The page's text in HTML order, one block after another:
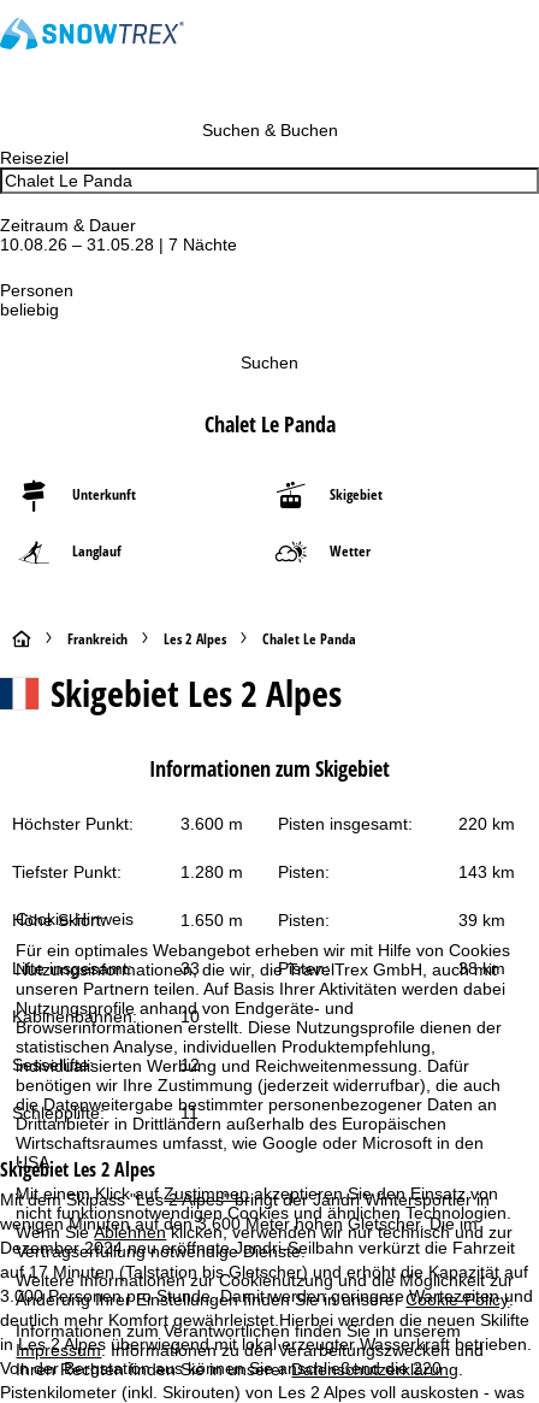
Cookie-Hinweis
Für ein optimales Webangebot erheben wir mit Hilfe von Cookies
Nutzungsinformationen, die wir, die TravelTrex GmbH, auch mit
unseren Partnern teilen. Auf Basis Ihrer Aktivitäten werden dabei
Nutzungsprofile anhand von Endgeräte- und
Browserinformationen erstellt. Diese Nutzungsprofile dienen der
statistischen Analyse, individuellen Produktempfehlung,
individualisierten Werbung und Reichweitenmessung. Dafür
benötigen wir Ihre Zustimmung (jederzeit widerrufbar), die auch
die Datenweitergabe bestimmter personenbezogener Daten an
Drittanbieter in Drittländern außerhalb des Europäischen
Wirtschaftsraumes umfasst, wie Google oder Microsoft in den
USA.
Mit einem Klick aufZustimmenakzeptieren Sie den Einsatz von
nicht funktionsnotwendigen Cookies und ähnlichen Technologien.
Wenn SieAblehnenklicken, verwenden wir nur technisch und zur
Vertragserfüllung notwendige Dienste.
Weitere Informationen zur Cookienutzung und die Möglichkeit zur
Änderung Ihrer Einstellungen finden Sie in unsererCookie-Policy.
Informationen zum Verantwortlichen finden Sie in unserem
Impressum. Informationen zu den Verarbeitungszwecken und
Ihren Rechten finden Sie in unsererDatenschutzerklärung.
Suchen & Buchen
Reiseziel
Zeitraum & Dauer
10.08.26 – 31.05.28 | 7 Nächte
Personen
beliebig
Suchen
Chalet Le Panda
Unterkunft Skigebiet
Langlauf Wetter
S
t
s
i
t
e
Frankreich Les 2 Alpes Chalet Le Panda
SkigebietLes 2 Alpes
Informationen zum Skigebiet
Höchster Punkt: 3.600 m Pisten insgesamt: 220 km
Tiefster Punkt: 1.280 m Pisten: 143 km
Höhe Skiort: 1.650 m Pisten: 39 km
Lifte insgesamt: 33 Pisten: 38 km
Kabinenbahnen: 10
Sessellifte: 12
Schlepplifte: 11
Skigebiet Les 2 Alpes
Mit dem Skipass "Les 2 Alpes" bringt der Jandri Wintersportler in
wenigen Minuten auf den 3.600 Meter hohen Gletscher. Die im
Dezember 2024 neu eröffnete Jandri-Seilbahn verkürzt die Fahrzeit
auf 17 Minuten (Talstation bis Gletscher) und erhöht die Kapazität auf
3.000 Personen pro Stunde. Damit werden geringere Wartezeiten und
deutlich mehr Komfort gewährleistet.Hierbei werden die neuen Skilifte
in Les 2 Alpes überwiegend mit lokal erzeugter Wasserkraft betrieben.
Von der Bergstation aus können Sie anschließend die 220
Pistenkilometer (inkl. Skirouten) von Les 2 Alpes voll auskosten - was